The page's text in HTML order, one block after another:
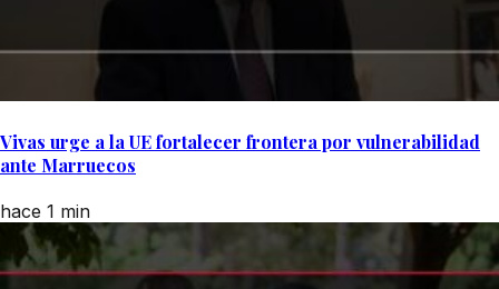
Vivas urge a la UE fortalecer frontera por vulnerabilidad
ante Marruecos
hace 1 min